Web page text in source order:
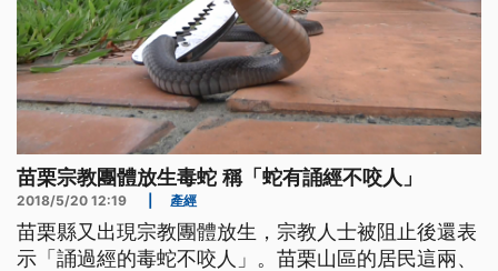
苗栗宗教團體放生毒蛇 稱「蛇有誦經不咬人」
2018/5/20 12:19 產經
苗栗縣又出現宗教團體放生，宗教人士被阻止後還表
示「誦過經的毒蛇不咬人」。苗栗山區的居民這兩、